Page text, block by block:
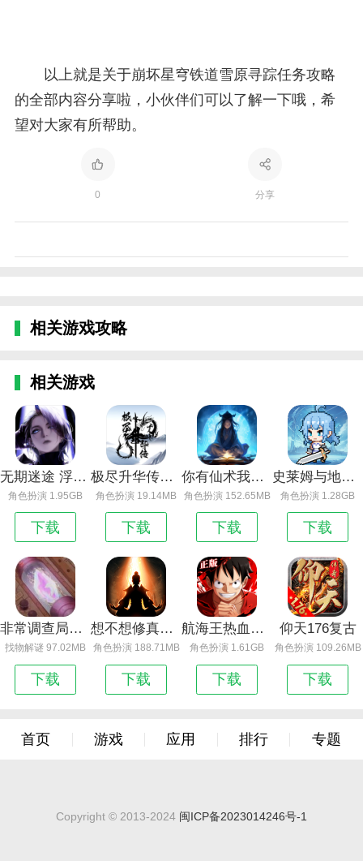
以上就是关于崩坏星穹铁道雪原寻踪任务攻略
的全部内容分享啦，小伙伴们可以了解一下哦，希
望对大家有所帮助。
0 分享
相关游戏攻略
相关游戏
无期迷途 浮世剧院版本
角色扮演 1.95GB
下载
极尽升华传正式版下载
角色扮演 19.14MB
下载
你有仙术我有神功正版下载
角色扮演 152.65MB
下载
史莱姆与地下城1.3版本
角色扮演 1.28GB
下载
非常调查局追踪
找物解谜 97.02MB
下载
想不想修真官方版下载
角色扮演 188.71MB
下载
航海王热血航线 剑风凛冽版本
角色扮演 1.61GB
下载
仰天176复古
角色扮演 109.26MB
下载
首页 游戏 应用 排行 专题
Copyright © 2013-2024 闽ICP备2023014246号-1